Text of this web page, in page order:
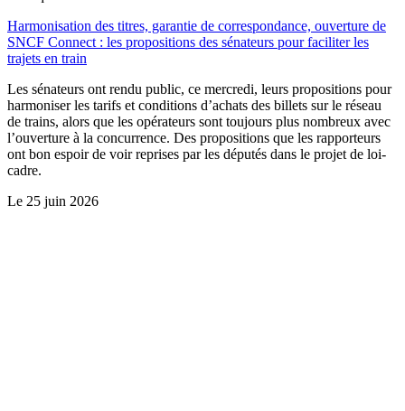
Harmonisation des titres, garantie de correspondance, ouverture de
SNCF Connect : les propositions des sénateurs pour faciliter les
trajets en train
Les sénateurs ont rendu public, ce mercredi, leurs propositions pour
harmoniser les tarifs et conditions d’achats des billets sur le réseau
de trains, alors que les opérateurs sont toujours plus nombreux avec
l’ouverture à la concurrence. Des propositions que les rapporteurs
ont bon espoir de voir reprises par les députés dans le projet de loi-
cadre.
Le 25 juin 2026